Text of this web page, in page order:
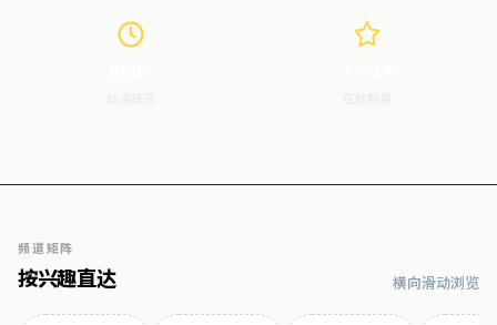
频道矩阵
按兴趣直达 横向滑动浏览